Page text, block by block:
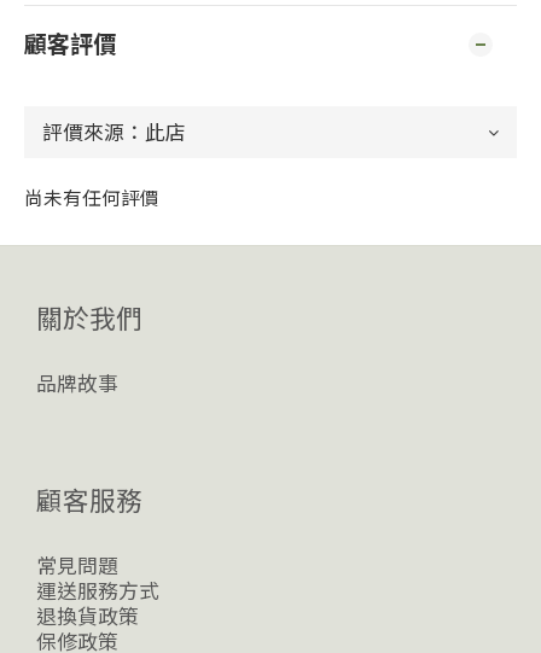
顧客評價
尚未有任何評價
關於我們
品牌故事
顧客服務
常見問題
運送服務方式
退換貨政策
保修政策